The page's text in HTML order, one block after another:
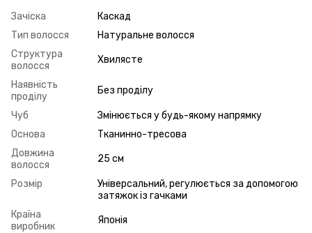
Зачіска
Каскад
Тип волосся
Натуральне волосся
Структура
волосся
Хвилясте
Наявність
проділу
Без проділу
Чуб
Змінюється у будь-якому напрямку
Основа
Тканинно-тресова
Довжина
волосся
25 см
Розмір
Універсальний, регулюється за допомогою
затяжок із гачками
Країна
виробник
Японія